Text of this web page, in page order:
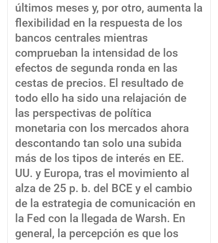
últimos meses y, por otro, aumenta la
flexibilidad en la respuesta de los
bancos centrales mientras
comprueban la intensidad de los
efectos de segunda ronda en las
cestas de precios. El resultado de
todo ello ha sido una relajación de
las perspectivas de política
monetaria con los mercados ahora
descontando tan solo una subida
más de los tipos de interés en EE.
UU. y Europa, tras el movimiento al
alza de 25 p. b. del BCE y el cambio
de la estrategia de comunicación en
la Fed con la llegada de Warsh. En
general, la percepción es que los